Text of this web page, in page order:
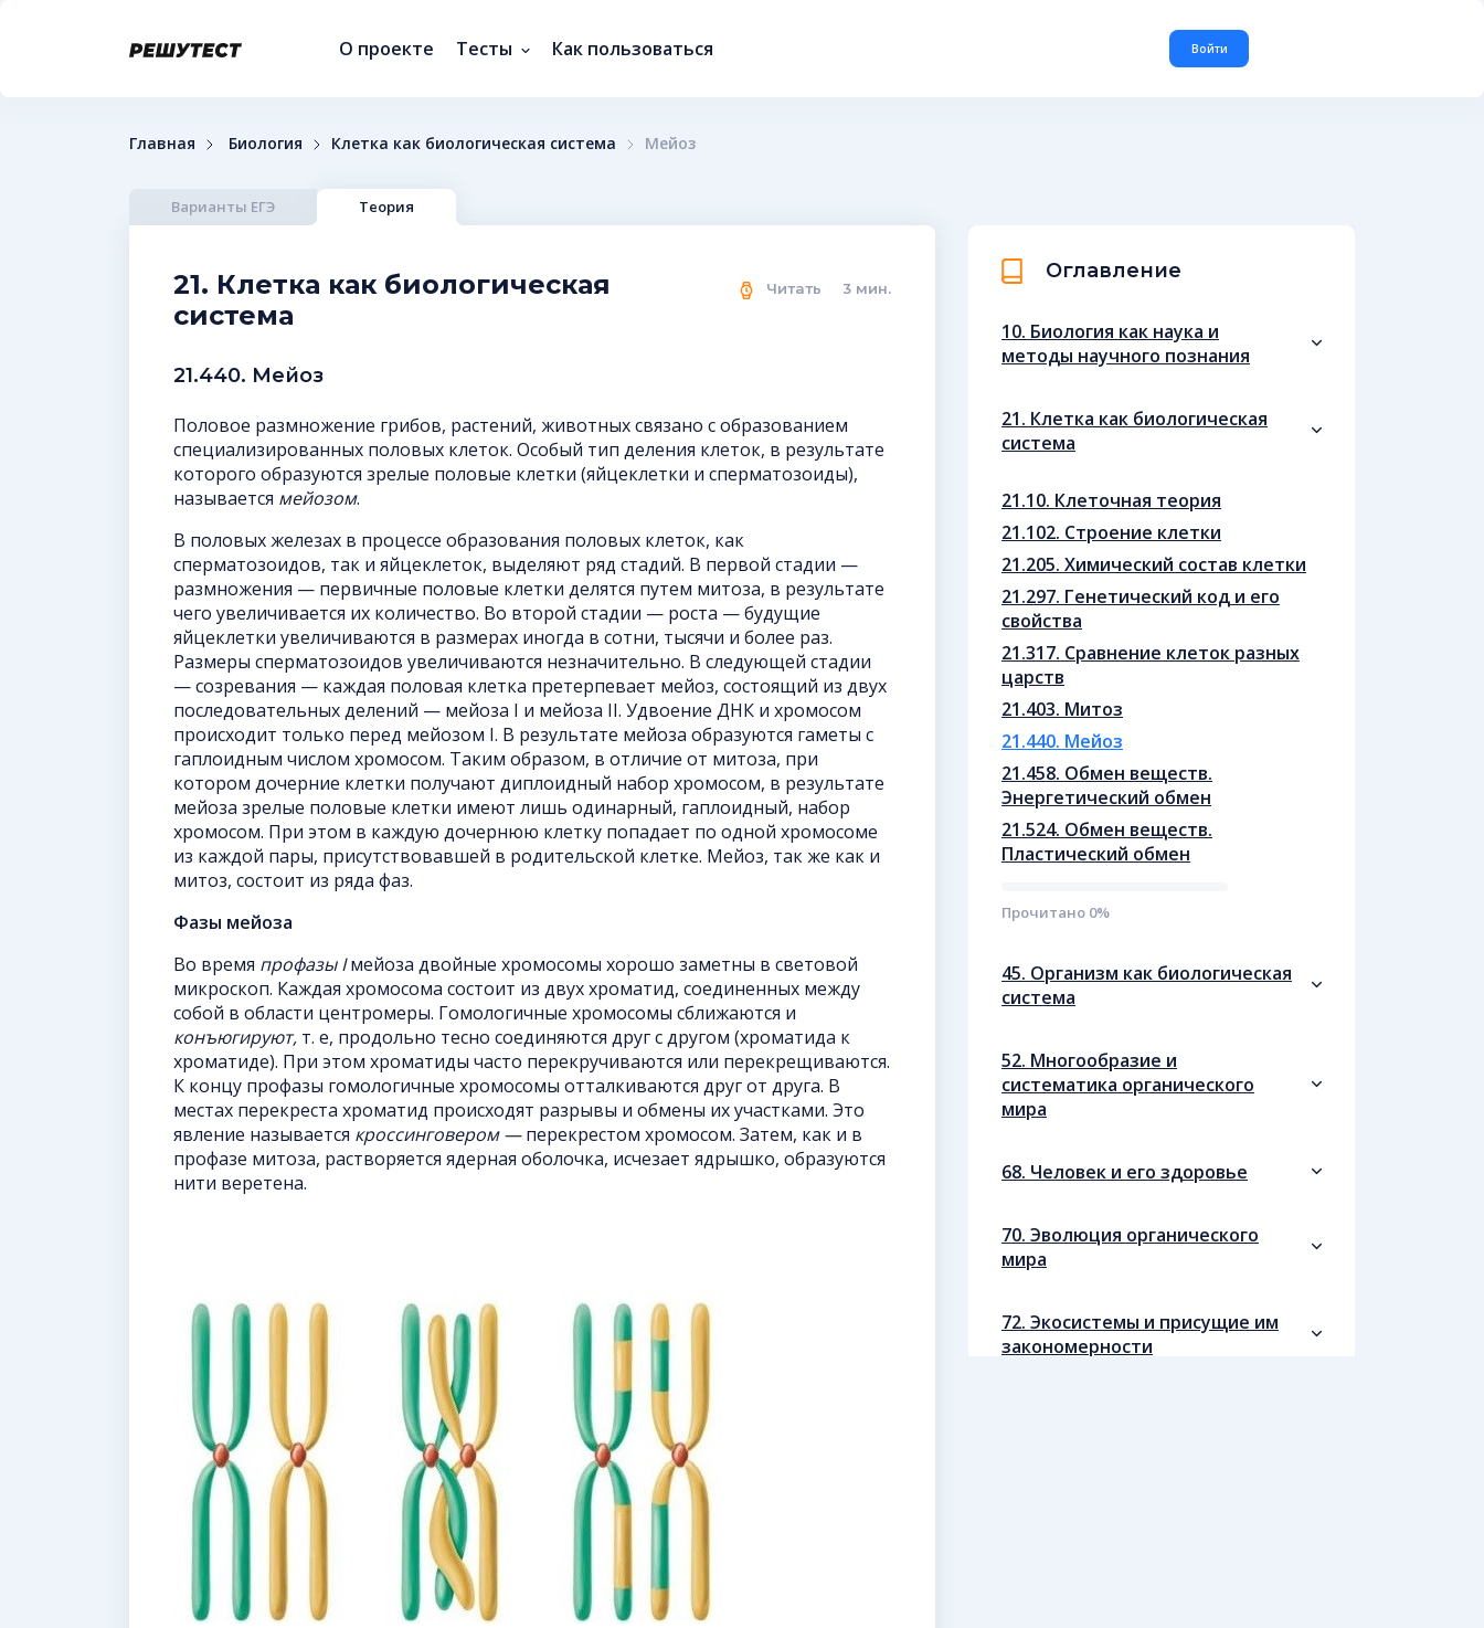
О проекте Тесты Как пользоваться Войти
Главная Биология Клетка как биологическая система Мейоз
Варианты ЕГЭ Теория
21. Клетка как биологическая
система
Читать 3 мин.
21.440. Мейоз
Половое размножение грибов, растений, животных связано с образованием
специализированных половых клеток. Особый тип деления клеток, в результате
которого образуются зрелые половые клетки (яйцеклетки и сперматозоиды),
называется мейозом.
В половых железах в процессе образования половых клеток, как
сперматозоидов, так и яйцеклеток, выделяют ряд стадий. В первой стадии —
размножения — первичные половые клетки делятся путем митоза, в результате
чего увеличивается их количество. Во второй стадии — роста — будущие
яйцеклетки увеличиваются в размерах иногда в сотни, тысячи и более раз.
Размеры сперматозоидов увеличиваются незначительно. В следующей стадии
— созревания — каждая половая клетка претерпевает мейоз, состоящий из двух
последовательных делений — мейоза I и мейоза II. Удвоение ДНК и хромосом
происходит только перед мейозом I. В результате мейоза образуются гаметы с
гаплоидным числом хромосом. Таким образом, в отличие от митоза, при
котором дочерние клетки получают диплоидный набор хромосом, в результате
мейоза зрелые половые клетки имеют лишь одинарный, гаплоидный, набор
хромосом. При этом в каждую дочернюю клетку попадает по одной хромосоме
из каждой пары, присутствовавшей в родительской клетке. Мейоз, так же как и
митоз, состоит из ряда фаз.
Фазы мейоза
Во время профазы Iмейоза двойные хромосомы хорошо заметны в световой
микроскоп. Каждая хромосома состоит из двух хроматид, соединенных между
собой в области центромеры. Гомологичные хромосомы сближаются и
конъюгируют, т. е, продольно тесно соединяются друг с другом (хроматида к
хроматиде). При этом хроматиды часто перекручиваются или перекрещиваются.
К концу профазы гомологичные хромосомы отталкиваются друг от друга. В
местах перекреста хроматид происходят разрывы и обмены их участками. Это
явление называется кроссинговером —перекрестом хромосом. Затем, как и в
профазе митоза, растворяется ядерная оболочка, исчезает ядрышко, образуются
нити веретена.
Оглавление
10. Биология как наука и
методы научного познания
21. Клетка как биологическая
система
21.10. Клеточная теория
21.102. Cтроение клетки
21.205. Химический состав клетки
21.297. Генетический код и его
свойства
21.317. Сравнение клеток разных
царств
21.403. Митоз
21.440. Мейоз
21.458. Обмен веществ.
Энергетический обмен
21.524. Обмен веществ.
Пластический обмен
Прочитано 0%
45. Организм как биологическая
система
52. Многообразие и
систематика органического
мира
68. Человек и его здоровье
70. Эволюция органического
мира
72. Экосистемы и присущие им
закономерности